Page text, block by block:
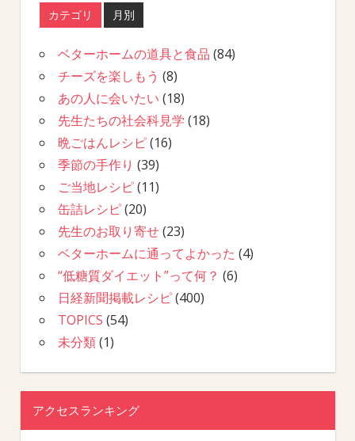
カテゴリ 月別
ベターホームの道具と食品 (84)
チーズを楽しもう (8)
あの人に会いたい (18)
先生たちの社会科見学 (18)
晩ごはんレシピ(16)
季節の手作り (39)
ご当地レシピ(11)
缶詰レシピ(20)
先生のお取り寄せ(23)
ベターホームに通ってよかった (4)
“低糖質ダイエット”って何？ (6)
日経新聞掲載レシピ(400)
TOPICS (54)
未分類(1)
アクセスランキング